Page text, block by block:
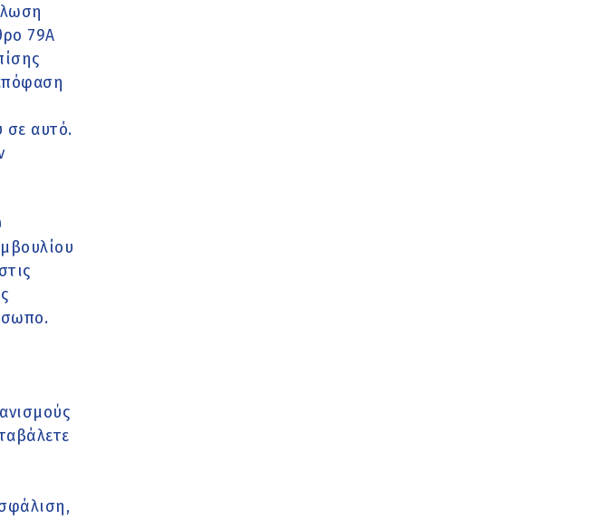
79Α
σε αυτό.